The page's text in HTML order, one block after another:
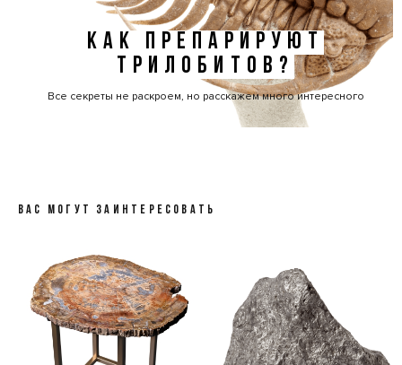
КАК ПРЕПАРИРУЮТ
ТРИЛОБИТОВ?
Все секреты не раскроем, но расскажем много интересного
ВАС МОГУТ ЗАИНТЕРЕСОВАТЬ